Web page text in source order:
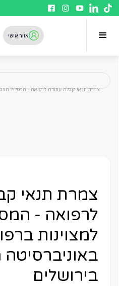
אזור אישי
צמרת תנאי קבלה עתודה לרפואה - המסלול
צמרת תנאי
לרפואה -
למצוינות
בירושלים